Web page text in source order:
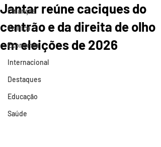
Finanças
Política
Economia
Internacional
Destaques
Educação
Saúde
Jantar reúne caciques do
centrão e da direita de olho
em eleições de 2026